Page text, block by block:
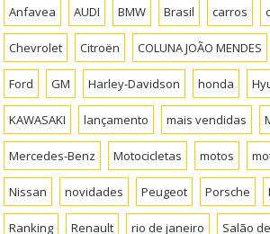
Anfavea AUDI BMW Brasil carros
Chevrolet Citroën COLUNA JOÃO MENDES
Ford GM Harley-Davidson honda
KAWASAKI lançamento mais vendidas
Mercedes-Benz Motocicletas motos
Nissan novidades Peugeot Porsche
Ranking Renault rio de janeiro Salão